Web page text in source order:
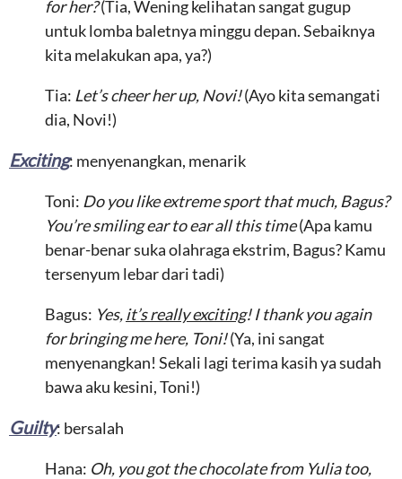
for her?(Tia, Wening kelihatan sangat gugup
untuk lomba baletnya minggu depan. Sebaiknya
kita melakukan apa, ya?)
Tia: Let’s cheer her up, Novi!(Ayo kita semangati
dia, Novi!)
Exciting: menyenangkan, menarik
Toni: Do you like extreme sport that much, Bagus?
You’re smiling ear to ear all this time(Apa kamu
benar-benar suka olahraga ekstrim, Bagus? Kamu
tersenyum lebar dari tadi)
Bagus: Yes,it’s really exciting! I thank you again
for bringing me here, Toni!(Ya, ini sangat
menyenangkan! Sekali lagi terima kasih ya sudah
bawa aku kesini, Toni!)
Guilty: bersalah
Hana: Oh, you got the chocolate from Yulia too,